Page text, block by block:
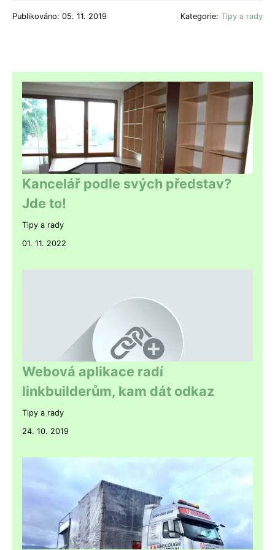
Publikováno: 05. 11. 2019 Kategorie: Tipy a rady
Kancelář podle svých představ?
Jde to!
Tipy a rady
01. 11. 2022
Webová aplikace radí
linkbuilderům, kam dát odkaz
Tipy a rady
24. 10. 2019